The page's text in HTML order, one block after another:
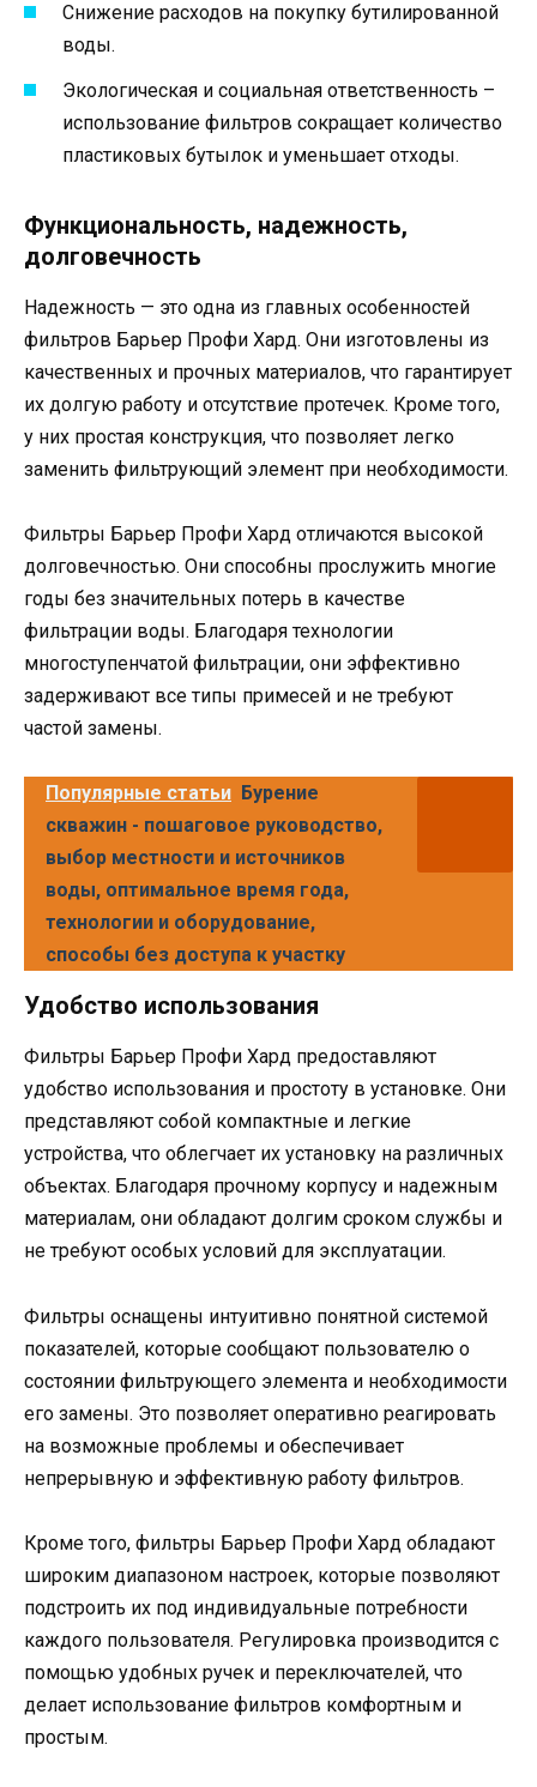
Снижение расходов на покупку бутилированной
воды.
Экологическая и социальная ответственность –
использование фильтров сокращает количество
пластиковых бутылок и уменьшает отходы.
Функциональность, надежность,
долговечность
Надежность — это одна из главных особенностей
фильтров Барьер Профи Хард. Они изготовлены из
качественных и прочных материалов, что гарантирует
их долгую работу и отсутствие протечек. Кроме того,
у них простая конструкция, что позволяет легко
заменить фильтрующий элемент при необходимости.
Фильтры Барьер Профи Хард отличаются высокой
долговечностью. Они способны прослужить многие
годы без значительных потерь в качестве
фильтрации воды. Благодаря технологии
многоступенчатой фильтрации, они эффективно
задерживают все типы примесей и не требуют
частой замены.
Популярные статьи Бурение
скважин - пошаговое руководство,
выбор местности и источников
воды, оптимальное время года,
технологии и оборудование,
способы без доступа к участку
Удобство использования
Фильтры Барьер Профи Хард предоставляют
удобство использования и простоту в установке. Они
представляют собой компактные и легкие
устройства, что облегчает их установку на различных
объектах. Благодаря прочному корпусу и надежным
материалам, они обладают долгим сроком службы и
не требуют особых условий для эксплуатации.
Фильтры оснащены интуитивно понятной системой
показателей, которые сообщают пользователю о
состоянии фильтрующего элемента и необходимости
его замены. Это позволяет оперативно реагировать
на возможные проблемы и обеспечивает
непрерывную и эффективную работу фильтров.
Кроме того, фильтры Барьер Профи Хард обладают
широким диапазоном настроек, которые позволяют
подстроить их под индивидуальные потребности
каждого пользователя. Регулировка производится с
помощью удобных ручек и переключателей, что
делает использование фильтров комфортным и
простым.